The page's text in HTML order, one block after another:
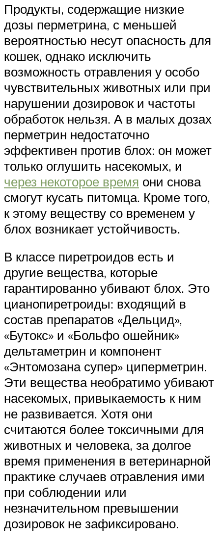
Продукты, содержащие низкие
дозы перметрина, с меньшей
вероятностью несут опасность для
кошек, однако исключить
возможность отравления у особо
чувствительных животных или при
нарушении дозировок и частоты
обработок нельзя. А в малых дозах
перметрин недостаточно
эффективен против блох: он может
только оглушить насекомых, и
через некоторое время они снова
смогут кусать питомца. Кроме того,
к этому веществу со временем у
блох возникает устойчивость.
В классе пиретроидов есть и
другие вещества, которые
гарантированно убивают блох. Это
цианопиретроиды: входящий в
состав препаратов «Дельцид»,
«Бутокс» и «Больфо ошейник»
дельтаметрин и компонент
«Энтомозана супер» циперметрин.
Эти вещества необратимо убивают
насекомых, привыкаемость к ним
не развивается. Хотя они
считаются более токсичными для
животных и человека, за долгое
время применения в ветеринарной
практике случаев отравления ими
при соблюдении или
незначительном превышении
дозировок не зафиксировано.